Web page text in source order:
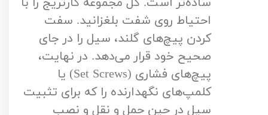
احتیاط روی شفت بلغزانید. سفت
کردن پیچ‌های گلند، سیل را در جای
صحیح خود قرار می‌دهد. در نهایت،
پیچ‌های فشاری (Set Screws) یا
کلمپ‌های نگهدارنده را که برای تثبیت
سیل در حین حمل و نقل و نصب